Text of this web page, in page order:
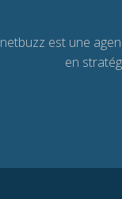
netbuzz est une
en